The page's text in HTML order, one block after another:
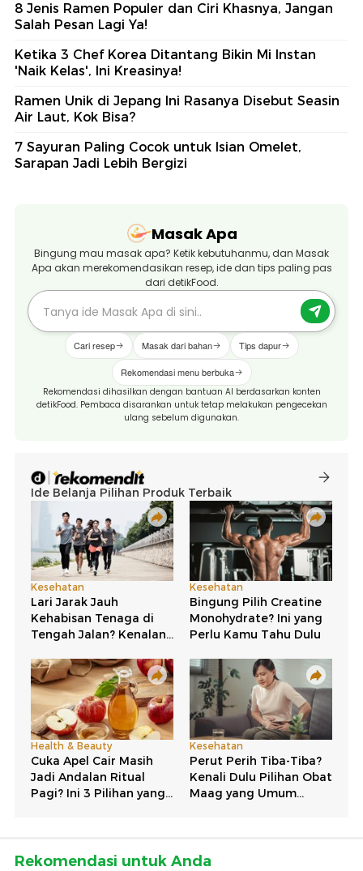
8 Jenis Ramen Populer dan Ciri Khasnya, Jangan
Salah Pesan Lagi Ya!
Ketika 3 Chef Korea Ditantang Bikin Mi Instan
'Naik Kelas', Ini Kreasinya!
Ramen Unik di Jepang Ini Rasanya Disebut Seasin
Air Laut, Kok Bisa?
7 Sayuran Paling Cocok untuk Isian Omelet,
Sarapan Jadi Lebih Bergizi
Masak Apa
Bingung mau masak apa? Ketik kebutuhanmu, dan Masak
Apa akan merekomendasikan resep, ide dan tips paling pas
dari detikFood.
Cari resep Masak dari bahan Tips dapur
Rekomendasi menu berbuka
Rekomendasi dihasilkan dengan bantuan AI berdasarkan konten
detikFood. Pembaca disarankan untuk tetap melakukan pengecekan
ulang sebelum digunakan.
Rekomendasi untuk Anda